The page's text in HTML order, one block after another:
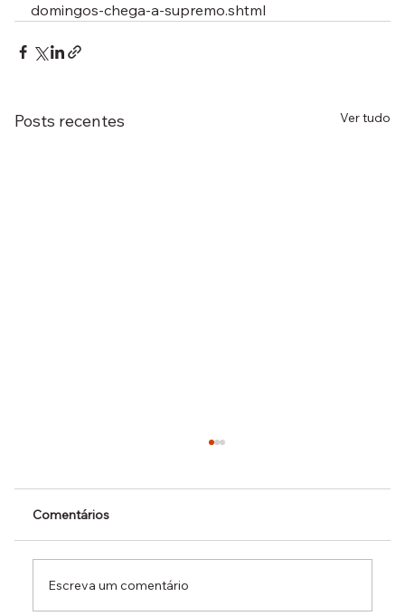
domingos-chega-a-supremo.shtml
Posts recentes Ver tudo
Comentários
Escreva um comentário